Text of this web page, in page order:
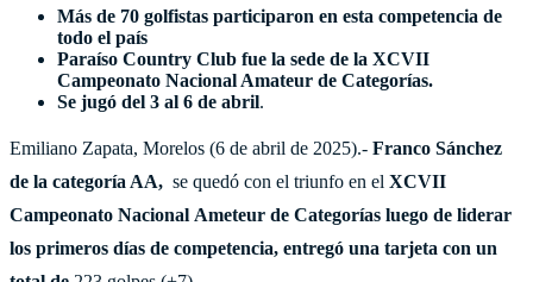
Más de 70 golfistas participaron en esta competencia de
todo el país
Paraíso Country Club fue la sede de la XCVII
Campeonato Nacional Amateur de Categorías.
Se jugó del 3 al 6 de abril.
Emiliano Zapata, Morelos (6 de abril de 2025).- Franco Sánchez
de la categoría AA, se quedó con el triunfo en el XCVII
Campeonato Nacional Ameteur de Categorías luego de liderar
los primeros días de competencia, entregó una tarjeta con un